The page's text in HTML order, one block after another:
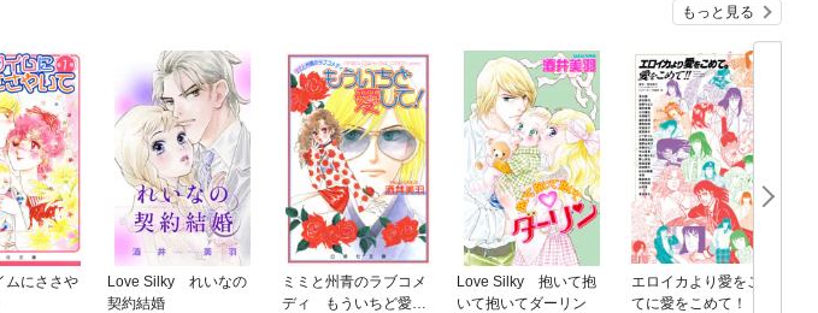
もっと見る
ムにささや
Love Silky れいなの
契約結婚
ミミと州青のラブコメ
ディ もういちど愛し
Love Silky 抱いて抱
いて抱いてダーリン
エロイカより愛をこめ
てに愛をこめて！！